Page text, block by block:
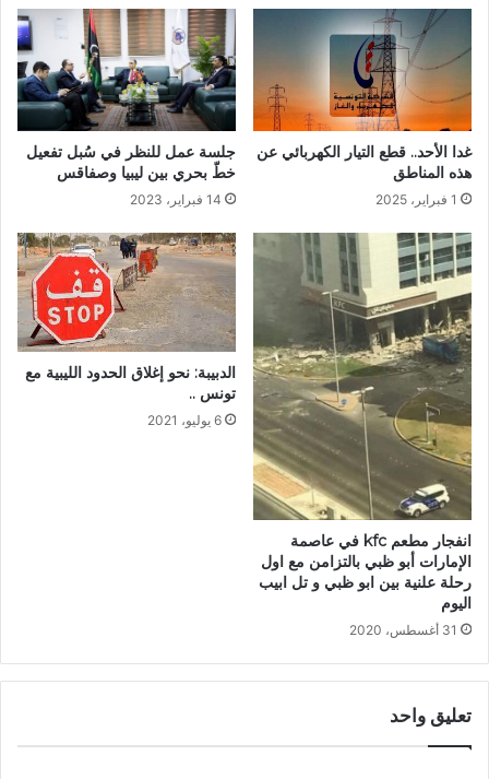
غدا الأحد.. قطع التيار الكهربائي عن
هذه المناطق
1 فبراير، 2025
جلسة عمل للنظر في سُبل تفعيل
خطّ بحري بين ليبيا وصفاقس
14 فبراير، 2023
انفجار مطعم kfc في عاصمة
الإمارات أبو ظبي بالتزامن مع اول
رحلة علنية بين ابو ظبي و تل ابيب
اليوم
31 أغسطس، 2020
الدبيبة: نحو إغلاق الحدود الليبية مع
تونس ..
6 يوليو، 2021
تعليق واحد